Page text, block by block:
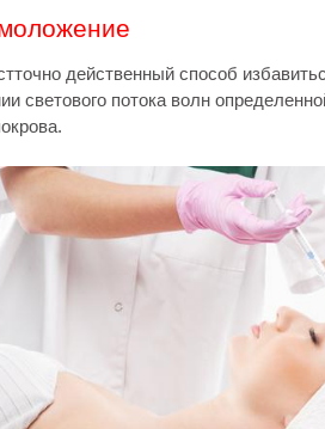
действенный способ
светового потока волн